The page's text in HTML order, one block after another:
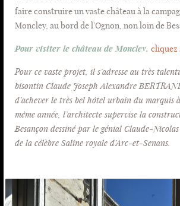
faire construire un vaste château à la
Moncley, au bord de l’Ognon, non loin de
Pour visiter le château de Moncley, cliquez
Pour ce vaste projet, il s’adresse au très
bisontin Claude Joseph Alexandre
d’achever le très bel hôtel urbain du marquis
même année, l’architecte supervise la
Besançon dessiné par le génial Claude-
de la célèbre Saline royale d’Arc-et-Senans.